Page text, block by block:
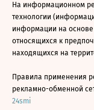
На информационном
технологии
информации на основе
относящихся к
находящихся на
Правила применения
рекламно-обменной
24smi